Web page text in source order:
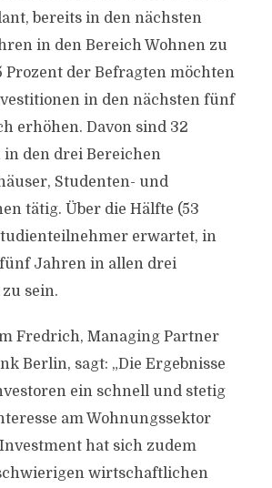
bereits in den nächsten
in den Bereich Wohnen zu
Prozent der Befragten möchten
in den nächsten fünf
erhöhen. Davon sind 32
in den drei Bereichen
Studenten- und
tätig. Über die Hälfte (53
erwartet, in
Jahren in allen drei
sein.
Fredrich, Managing Partner
Berlin, sagt: „Die Ergebnisse
ein schnell und stetig
am Wohnungssektor
hat sich zudem
wirtschaftlichen